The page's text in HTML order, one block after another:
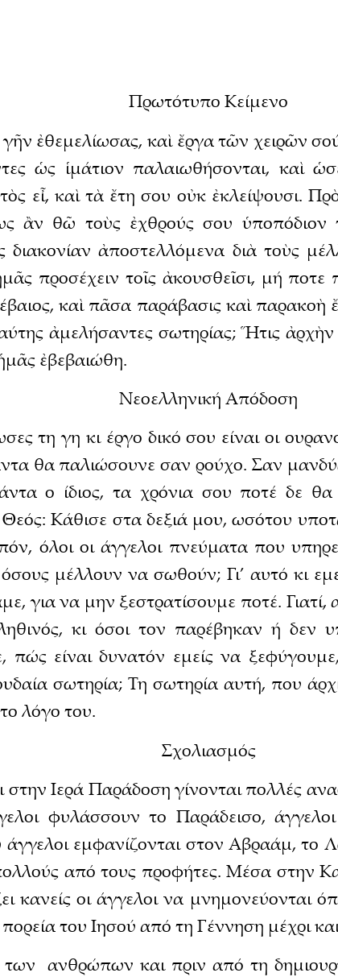
Πρωτότυπο Κείμενο
ἐθεμελίωσας, καὶ ἔργα τῶν χειρῶν σού
ὡς ἱμάτιον παλαιωθήσονται, καὶ
εἶ, καὶ τὰ ἔτη σου οὐκ ἐκλείψουσι.
ἂν θῶ τοὺς ἐχθρούς σου ὑποπόδιον
διακονίαν ἀποστελλόμενα διὰ τοὺς
προσέχειν τοῖς ἀκουσθεῖσι, μή
καὶ πᾶσα παράβασις καὶ
ἀμελήσαντες σωτηρίας; Ἥτις
ἐβεβαιώθη.
Νεοελληνική Απόδοση
τη γη κι έργο δικό σου είναι οι
θα παλιώσουνε σαν ρούχο. Σαν
ο ίδιος, τα χρόνια σου ποτέ δε
Θεός: Κάθισε στα δεξιά μου, ωσότου
όλοι οι άγγελοι πνεύματα που
μέλλουν να σωθούν; Γι’ αυτό κι
για να μην ξεστρατίσουμε ποτέ.
κι όσοι τον παρέβηκαν ή δεν
πώς είναι δυνατόν εμείς να
σωτηρία; Τη σωτηρία αυτή, που
λόγο του.
Σχολιασμός
Ιερά Παράδοση γίνονται πολλές
φυλάσσουν το Παράδεισο,
άγγελοι εμφανίζονται στον Αβραάμ, το
από τους προφήτες. Μέσα στην
κανείς οι άγγελοι να μνημονεύονται
του Ιησού από τη Γέννηση μέχρι
ανθρώπων και πριν από τη